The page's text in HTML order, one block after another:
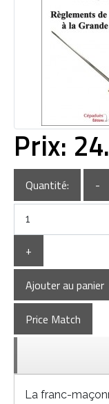
Prix:
Quantité: -
+
Ajouter au panier
Price Match
La franc-